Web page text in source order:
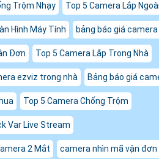
Trộm Nhạy Top 5 Camera Lắp
Hình Máy Tính bảng báo giá
Đơn Top 5 Camera Lắp Trong Nhà
ezviz trong nhà Bảng báo giá
Top 5 Camera Chống Trộm
Var Live Stream
2 Mắt camera nhìn mã vận